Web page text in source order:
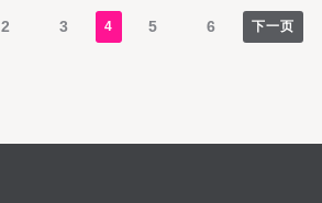
2 3 4 5 6 下一页